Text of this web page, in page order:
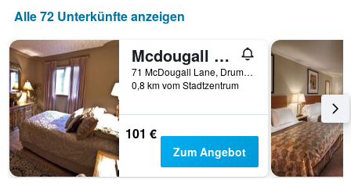
1
Achse,
die
Wochentage
anzeigt.
Das
Diagramm
hat
1
Y-
Alle 72 Unterkünfte anzeigen
Mcdougall Lane Bed & Breakfast
71 McDougall Lane, Drumheller, AB, Kanada
0,8 km vom Stadtzentrum
101 €
Zum Angebot